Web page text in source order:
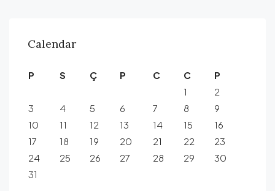
Calendar
P S Ç P C C
P
1
2
3
4 5 6 7 8
9
10
11 12 13 14 15
16
17
18 19 20 21 22
23
24
25 26 27 28 29
30
31